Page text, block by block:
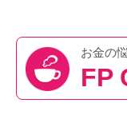
お金の
FP